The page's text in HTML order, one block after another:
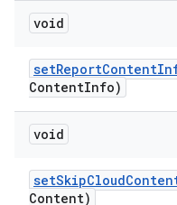
void
setReportContent
ContentInfo)
void
setSkipCloud
Content)